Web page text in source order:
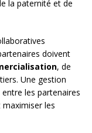
la paternité et de
doivent
, de
Une gestion
les partenaires
les